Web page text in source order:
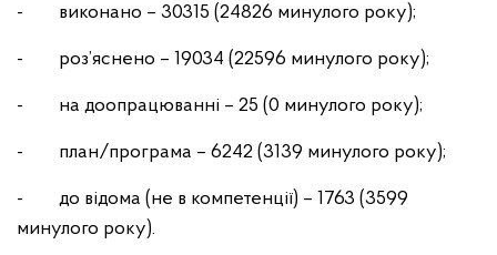
- виконано – 30315 (24826 минулого року);
- роз’яснено – 19034 (22596 минулого року);
- на доопрацюванні – 25 (0 минулого року);
- план/програма – 6242 (3139 минулого року);
- до відома (не в компетенції) – 1763 (3599
минулого року).